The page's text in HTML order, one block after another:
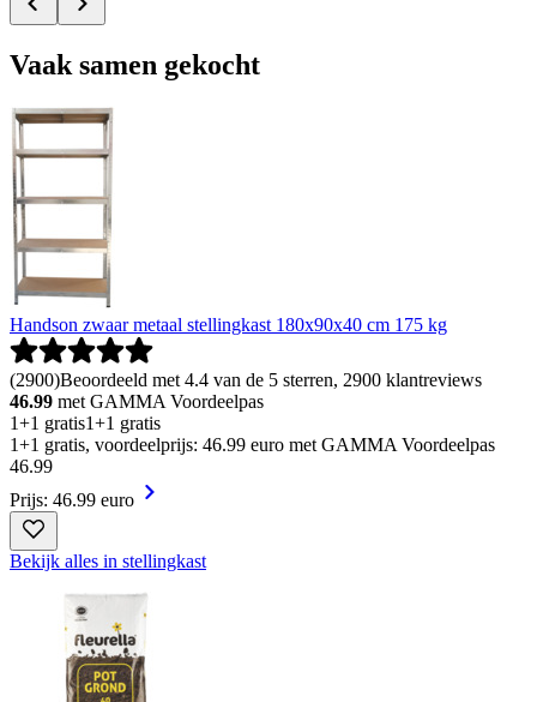
Vaak samen gekocht
Handson zwaar metaal stellingkast 180x90x40 cm 175 kg
(2900)Beoordeeld met 4.4 van de 5 sterren, 2900 klantreviews
46.99 met GAMMA Voordeelpas
1+1 gratis1+1 gratis
1+1 gratis, voordeelprijs: 46.99 euro met GAMMA Voordeelpas
46.99
Prijs: 46.99 euro
Bekijk alles in stellingkast